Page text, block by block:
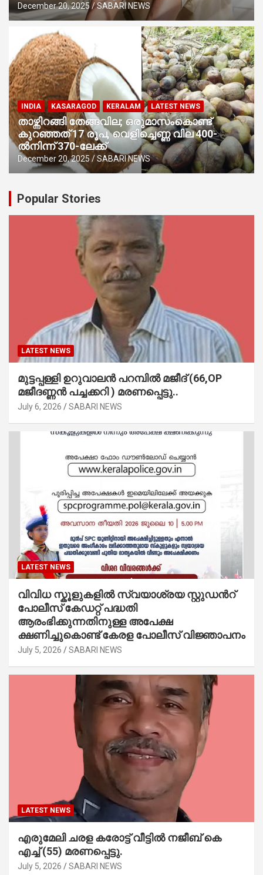
December 20, 2025 SABARI NEWS
INDIA KASARAGOD KERALAM LATEST NEWS
താഴ്ന്നിറങ്ങി തേങ്ങവില; ഒരുമാസംകൊണ്ട്
കുറഞ്ഞത് 17 രൂപ, വെളിച്ചെണ്ണ വില 400-
ൽനിന്ന് 370-ലേക്ക്
December 20, 2025 SABARI NEWS
Popular Stories
LATEST NEWS
മുട്ടപ്പള്ളി ഉറുവാലൻ പറമ്പിൽ മജീദ് (66,OP
മജീദണ്ണൻ പച്ചക്കറി ) മരണപ്പെട്ടു..
July 6, 2026 SABARI NEWS
LATEST NEWS
വിവിധ സ്കൂളുകളില്‍ സ്വയാശ്രയ സ്റ്റുഡന്‍റ്
പോലീസ് കേഡറ്റ് പദ്ധതി
ആരംഭിക്കുന്നതിനുള്ള അപേക്ഷ
ക്ഷണിച്ചുകൊണ്ട് കേരള പോലീസ് വിജ്ഞാപനം
July 5, 2026 SABARI NEWS
LATEST NEWS
എരുമേലി ചരള കരോട്ട് വീട്ടിൽ നജീബ് കെ
എച്ച് (55) മരണപ്പെട്ടു.
July 5, 2026 SABARI NEWS